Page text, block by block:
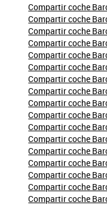
Compartir coche
Compartir coche
Compartir coche
Compartir coche
Compartir coche
Compartir coche
Compartir coche
Compartir coche
Compartir coche
Compartir coche
Compartir coche
Compartir coche
Compartir coche
Compartir coche
Compartir coche
Compartir coche
Compartir coche